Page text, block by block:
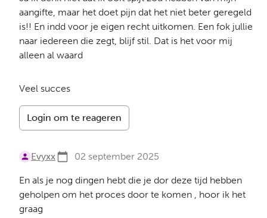
aangifte, maar het doet pijn dat het niet beter geregeld
is!! En indd voor je eigen recht uitkomen. Een fok jullie
naar iedereen die zegt, blijf stil. Dat is het voor mij
alleen al waard
Veel succes
Login om te reageren
Evyxx 02 september 2025
En als je nog dingen hebt die je dor deze tijd hebben
geholpen om het proces door te komen , hoor ik het
graag